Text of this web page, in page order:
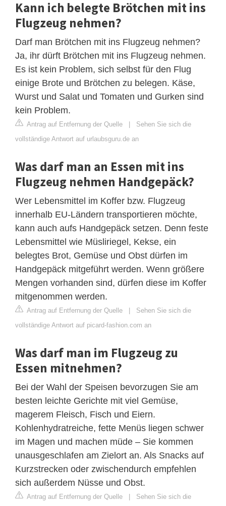
Kann ich belegte Brötchen mit ins
Flugzeug nehmen?
Darf man Brötchen mit ins Flugzeug nehmen?
Ja, ihr dürft Brötchen mit ins Flugzeug nehmen.
Es ist kein Problem, sich selbst für den Flug
einige Brote und Brötchen zu belegen. Käse,
Wurst und Salat und Tomaten und Gurken sind
kein Problem.
Antrag auf Entfernung der Quelle | Sehen Sie sich die
vollständige Antwort auf urlaubsguru.de an
Was darf man an Essen mit ins
Flugzeug nehmen Handgepäck?
Wer Lebensmittel im Koffer bzw. Flugzeug
innerhalb EU-Ländern transportieren möchte,
kann auch aufs Handgepäck setzen. Denn feste
Lebensmittel wie Müsliriegel, Kekse, ein
belegtes Brot, Gemüse und Obst dürfen im
Handgepäck mitgeführt werden. Wenn größere
Mengen vorhanden sind, dürfen diese im Koffer
mitgenommen werden.
Antrag auf Entfernung der Quelle | Sehen Sie sich die
vollständige Antwort auf picard-fashion.com an
Was darf man im Flugzeug zu
Essen mitnehmen?
Bei der Wahl der Speisen bevorzugen Sie am
besten leichte Gerichte mit viel Gemüse,
magerem Fleisch, Fisch und Eiern.
Kohlenhydratreiche, fette Menüs liegen schwer
im Magen und machen müde – Sie kommen
unausgeschlafen am Zielort an. Als Snacks auf
Kurzstrecken oder zwischendurch empfehlen
sich außerdem Nüsse und Obst.
Antrag auf Entfernung der Quelle | Sehen Sie sich die